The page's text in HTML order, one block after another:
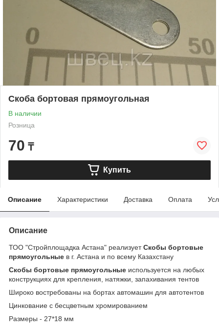
Скоба бортовая прямоугольная
В наличии
Розница
70 ₸
Купить
Описание Характеристики Доставка Оплата
Описание
ТОО "Стройплощадка Астана" реализуетСкобы бортовые
прямоугольные в г. Астана и по всему Казахстану
Скобы бортовые прямоугольные используется на любых
конструкциях для крепления, натяжки, запахивания тентов
Широко востребованы на бортах автомашин для автотентов
Цинкование с бесцветным хромированием
Размеры - 27*18 мм